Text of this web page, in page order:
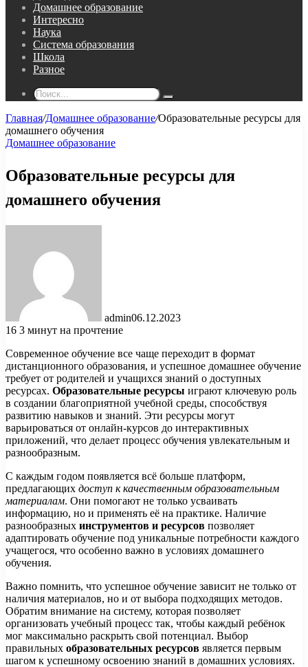
Домашнее образование
Интересно
Наука
Система образования
Школа
Разное
Поиск...
Главная/Домашнее образование/Образовательные ресурсы для
домашнего обучения
Домашнее образование
Образовательные ресурсы для
домашнего обучения
admin06.12.2023
16 3 минут на прочтение
Современное обучение все чаще переходит в формат
дистанционного образования, и успешное домашнее обучение
требует от родителей и учащихся знаний о доступных
ресурсах. Образовательные ресурсы играют ключевую роль
в создании благоприятной учебной среды, способствуя
развитию навыков и знаний. Эти ресурсы могут
варьироваться от онлайн-курсов до интерактивных
приложений, что делает процесс обучения увлекательным и
разнообразным.
С каждым годом появляется всё больше платформ,
предлагающих доступ к качественным образовательным
материалам. Они помогают не только усваивать
информацию, но и применять её на практике. Наличие
разнообразных инструментов и ресурсов позволяет
адаптировать обучение под уникальные потребности каждого
учащегося, что особенно важно в условиях домашнего
обучения.
Важно помнить, что успешное обучение зависит не только от
наличия материалов, но и от выбора подходящих методов.
Обратим внимание на систему, которая позволяет
организовать учебный процесс так, чтобы каждый ребёнок
мог максимально раскрыть свой потенциал. Выбор
правильных образовательных ресурсов является первым
шагом к успешному освоению знаний в домашних условиях.